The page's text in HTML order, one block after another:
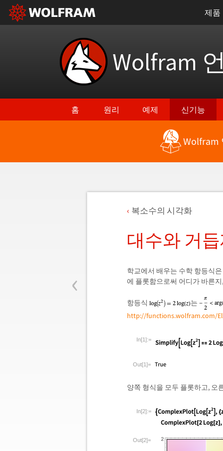
제품
Wolfram
홈 원리 예제 신기능
Wolfram
‹
복소수의 시각화
대수와 거
학교에서 배우는 수학 항등식
에 플롯함으로써 어디가 바른
항등식
는
http://functions.wolfram.com/
In[1]:=
Out[1]=
양쪽 형식을 모두 플롯하고, 오
In[2]:=
Out[2]=